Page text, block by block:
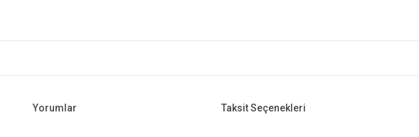
Yorumlar Taksit Seçenekleri